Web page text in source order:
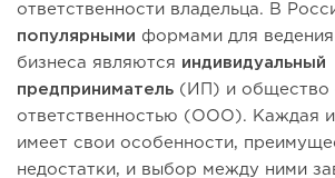
ответственности владельца. В
популярными формами для
бизнеса являются индивидуальный
предприниматель (ИП) и общество
ответственностью (ООО). Каждая
имеет свои особенности,
недостатки, и выбор между ними